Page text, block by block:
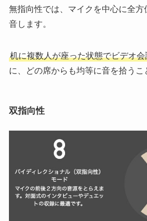
無指向性では、マイクを中心に全
音します。
机に複数人が座った状態でビデオ
に、どの席からも均等に音を拾うこ
双指向性